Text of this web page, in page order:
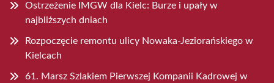
Ostrzeżenie IMGW dla Kielc: Burze i upały w
najbliższych dniach
Rozpoczęcie remontu ulicy Nowaka-Jeziorańskiego w
Kielcach
61. Marsz Szlakiem Pierwszej Kompanii Kadrowej w